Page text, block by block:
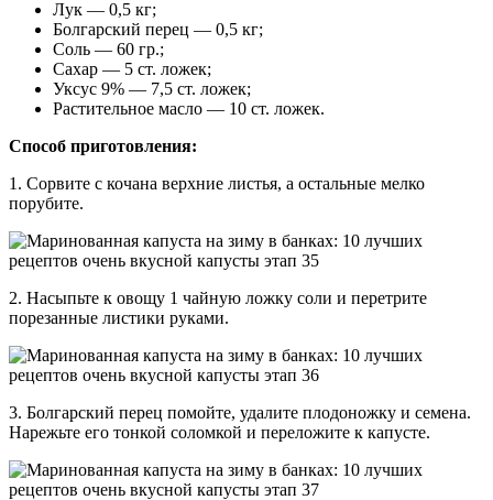
Лук — 0,5 кг;
Болгарский перец — 0,5 кг;
Соль — 60 гр.;
Сахар — 5 ст. ложек;
Уксус 9% — 7,5 ст. ложек;
Растительное масло — 10 ст. ложек.
Способ приготовления:
1. Сорвите с кочана верхние листья, а остальные мелко
порубите.
2. Насыпьте к овощу 1 чайную ложку соли и перетрите
порезанные листики руками.
3. Болгарский перец помойте, удалите плодоножку и семена.
Нарежьте его тонкой соломкой и переложите к капусте.